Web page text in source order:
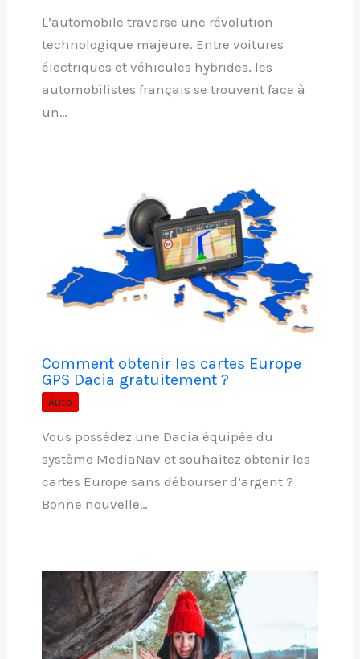
L’automobile traverse une révolution
technologique majeure. Entre voitures
électriques et véhicules hybrides, les
automobilistes français se trouvent face à
un…
Comment obtenir les cartes Europe
GPS Dacia gratuitement ?
Auto
Vous possédez une Dacia équipée du
système MediaNav et souhaitez obtenir les
cartes Europe sans débourser d’argent ?
Bonne nouvelle…